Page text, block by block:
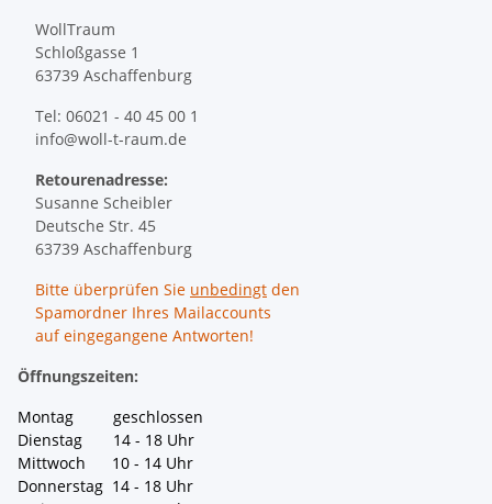
WollTraum
Schloßgasse 1
63739 Aschaffenburg
Tel: 06021 - 40 45 00 1
info@woll-t-raum.de
Retourenadresse:
Susanne Scheibler
Deutsche Str. 45
63739 Aschaffenburg
Bitte überprüfen Sie unbedingt den
Spamordner Ihres Mailaccounts
auf eingegangene Antworten!
Öffnungszeiten:
Montag geschlossen
Dienstag 14 - 18 Uhr
Mittwoch 10 - 14 Uhr
Donnerstag 14 - 18 Uhr